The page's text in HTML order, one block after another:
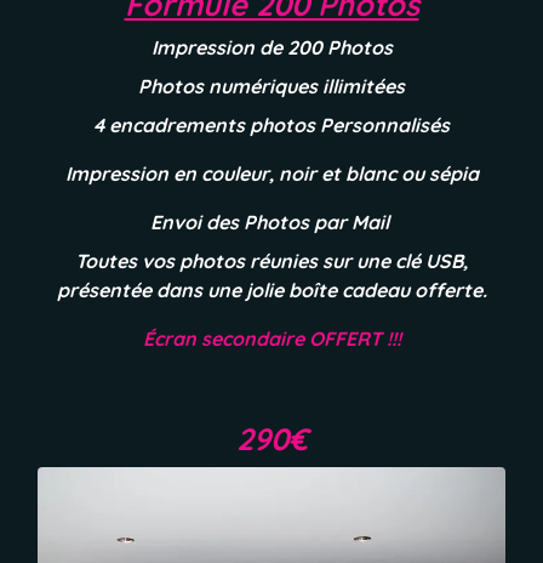
Impression de 200 Photos
Photos numériques illimitées
4 encadrements photos Personnalisés
Impression en couleur, noir et blanc ou sépia
Envoi des Photos par Mail
Toutes vos photos réunies sur une clé USB,
présentée dans une jolie boîte cadeau offerte.
Écran secondaire OFFERT !!!
290€